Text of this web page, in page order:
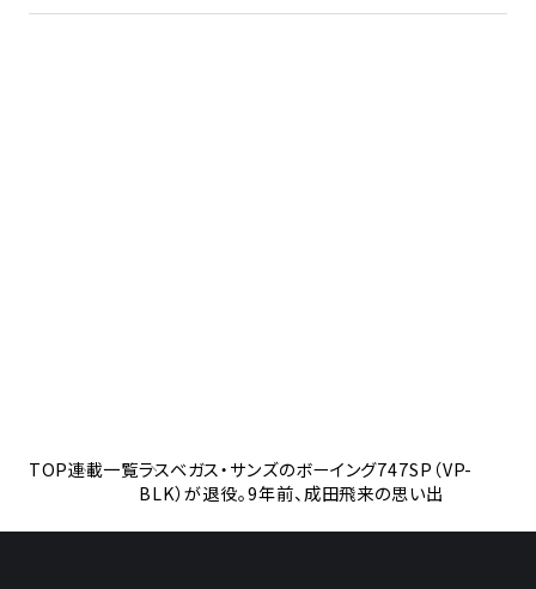
TOP連載一覧ラスベガス・サンズのボーイング747SP（VP-
BLK）が退役。9年前、成田飛来の思い出